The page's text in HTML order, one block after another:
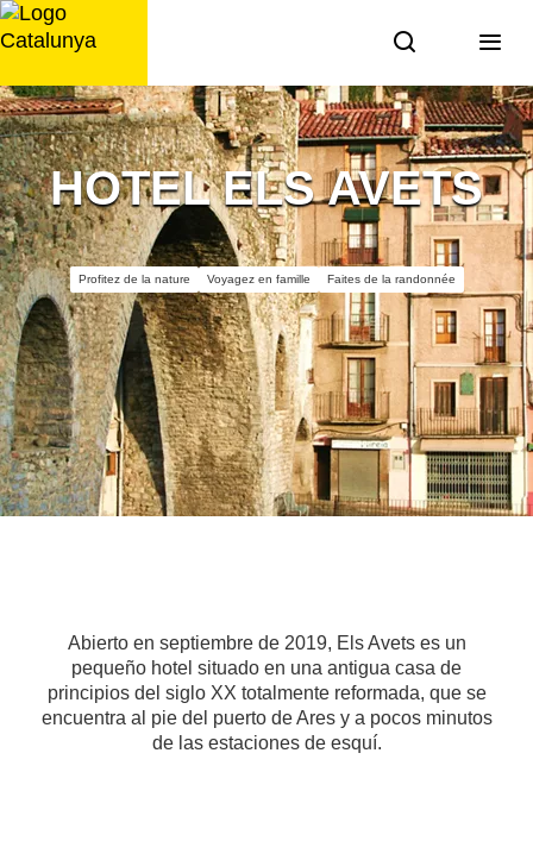
Aller
au
HOTEL ELS AVETS
Profitez de la nature Voyagez en famille Faites de la randonnée
Abierto en septiembre de 2019, Els Avets es un
pequeño hotel situado en una antigua casa de
principios del siglo XX totalmente reformada, que se
encuentra al pie del puerto de Ares y a pocos minutos
de las estaciones de esquí.